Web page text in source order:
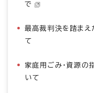
で
最高裁判決を踏ま
て
家庭用ごみ・資源の
いて